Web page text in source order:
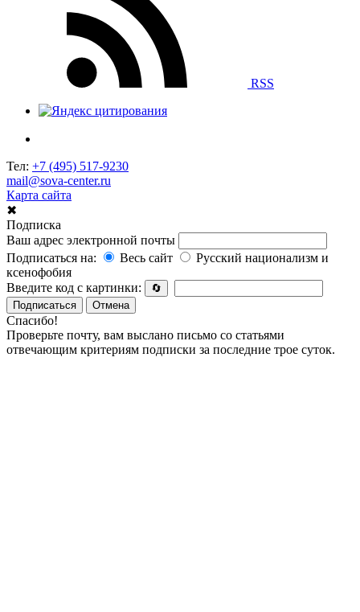
RSS
Тел: +7 (495) 517-9230
mail@sova-center.ru
Карта сайта
✖
Подписка
Ваш адрес электронной почты
Подписаться на:
Весь сайт
Русский национализм и
ксенофобия
Введите код с картинки:
🔄
Подписаться
Отмена
Спасибо!
Проверьте почту, вам выслано письмо со статьями
отвечающим критериям подписки за последние трое суток.